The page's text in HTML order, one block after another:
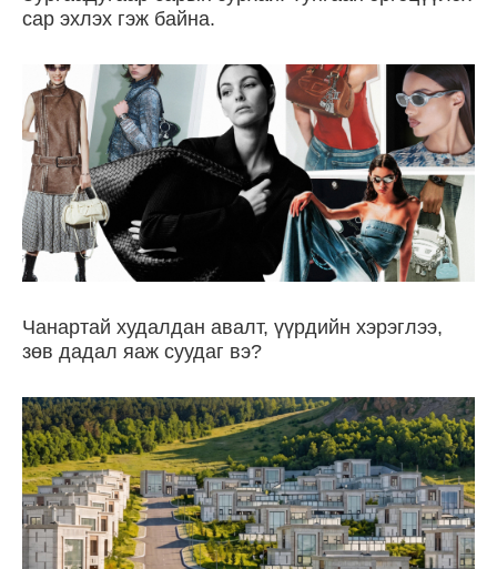
сар эхлэх гэж байна.
Чанартай худалдан авалт, үүрдийн хэрэглээ,
зөв дадал яаж суудаг вэ?